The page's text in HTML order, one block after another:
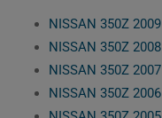
NISSAN 350Z 2009
NISSAN 350Z 2008
NISSAN 350Z 2007
NISSAN 350Z 2006